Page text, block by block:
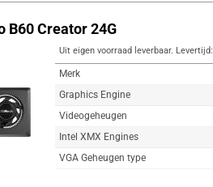
B60 Creator 24G
Uit eigen voorraad leverbaar. Levertijd:
Merk
Graphics Engine
Videogeheugen
Intel XMX Engines
VGA Geheugen type